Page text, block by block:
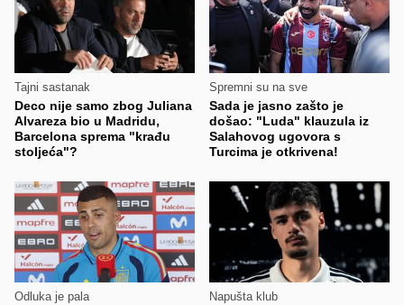
Tajni sastanak
Deco nije samo zbog Juliana
Alvareza bio u Madridu,
Barcelona sprema "krađu
stoljeća"?
Spremni su na sve
Sada je jasno zašto je
došao: "Luda" klauzula iz
Salahovog ugovora s
Turcima je otkrivena!
Odluka je pala Napušta klub